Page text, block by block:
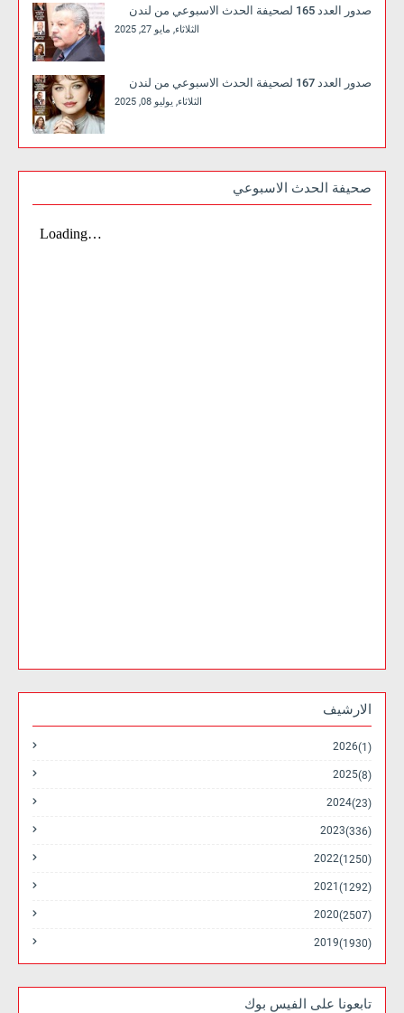
صدور العدد 165 لصحيفة الحدث الاسبوعي من لندن
الثلاثاء, مايو 27, 2025
صدور العدد 167 لصحيفة الحدث الاسبوعي من لندن
الثلاثاء, يوليو 08, 2025
صحيفة الحدث الاسبوعي
الارشيف
2026 (1)
2025 (8)
2024 (23)
2023 (336)
2022 (1250)
2021 (1292)
2020 (2507)
2019 (1930)
تابعونا على الفيس بوك